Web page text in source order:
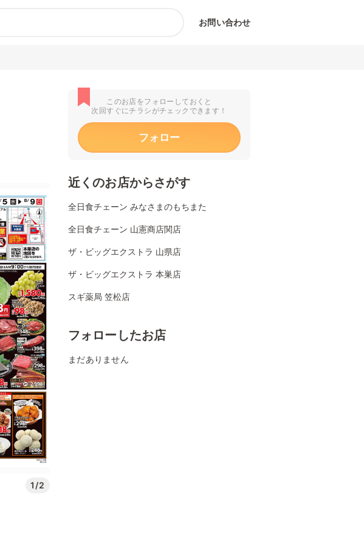
お問い合わせ
1/2
このお店をフォローしておくと
次回すぐにチラシがチェックできます！
フォロー
近くのお店からさがす
全日食チェーン みなさまのもちまた
全日食チェーン 山憲商店関店
ザ・ビッグエクストラ 山県店
ザ・ビッグエクストラ 本巣店
スギ薬局 笠松店
フォローしたお店
まだありません